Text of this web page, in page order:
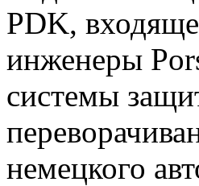
PDK,
инженеры
системы
немецкого